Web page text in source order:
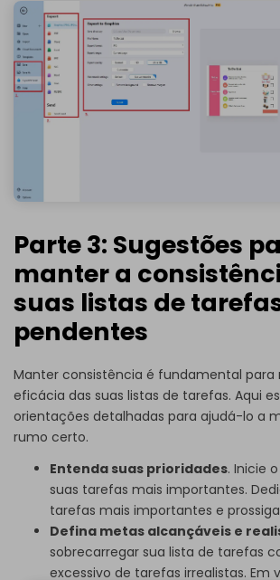
Parte 3: Sugestões
manter a
suas listas de
pendentes
Manter consistência é fundamental para
eficácia das suas listas de tarefas. Aqui
orientações detalhadas para ajudá-lo a
rumo certo.
Entenda suas prioridades. Inicie
suas tarefas mais importantes.
tarefas mais importantes e
Defina metas alcançáveis ​​e
sobrecarregar sua lista de tarefas
excessivo de tarefas irrealistas. Em